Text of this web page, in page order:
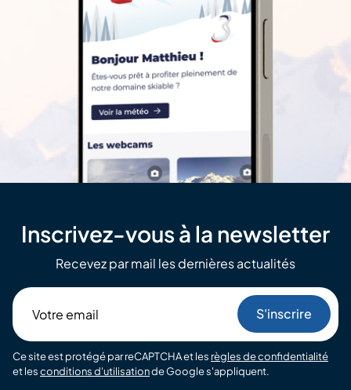
Inscrivez-vous à la newsletter
Recevez par mail les dernières actualités
email
Ce site est protégé par reCAPTCHA et les règles de confidentialité
et lesconditions d'utilisationde Google s'appliquent.